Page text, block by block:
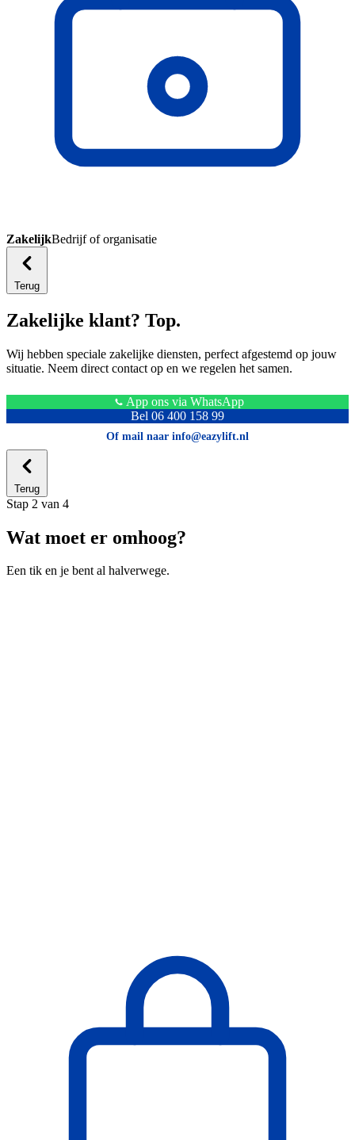
ZakelijkBedrijf of organisatie
Terug
Zakelijke klant? Top.
Wij hebben speciale zakelijke diensten, perfect afgestemd op jouw
situatie. Neem direct contact op en we regelen het samen.
App ons via WhatsApp
Bel 06 400 158 99
Of mail naar info@eazylift.nl
Terug
Stap 2 van 4
Wat moet er omhoog?
Een tik en je bent al halverwege.